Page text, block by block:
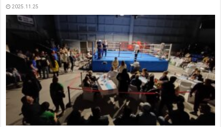
Időpontváltozás! ORSZÁGOS ROMA KISPÁLYÁS FUTBALL TORNA
2025.10.10
Meghívó „A SPORT, MINT KITÖRÉSI PONT” konferenciára
2025.09.16